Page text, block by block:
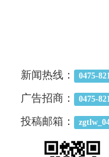
新闻热线： 0475-
广告招商： 0475-
投稿邮箱：